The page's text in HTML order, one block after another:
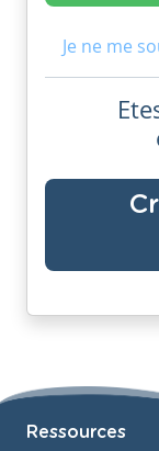
Je ne me
Ressources